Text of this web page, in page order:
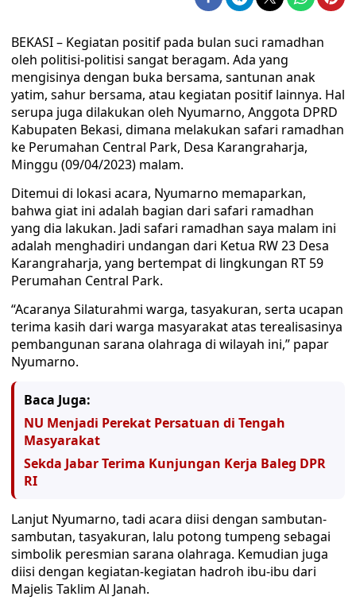
BEKASI – Kegiatan positif pada bulan suci ramadhan
oleh politisi-politisi sangat beragam. Ada yang
mengisinya dengan buka bersama, santunan anak
yatim, sahur bersama, atau kegiatan positif lainnya. Hal
serupa juga dilakukan oleh Nyumarno, Anggota DPRD
Kabupaten Bekasi, dimana melakukan safari ramadhan
ke Perumahan Central Park, Desa Karangraharja,
Minggu (09/04/2023) malam.
Ditemui di lokasi acara, Nyumarno memaparkan,
bahwa giat ini adalah bagian dari safari ramadhan
yang dia lakukan. Jadi safari ramadhan saya malam ini
adalah menghadiri undangan dari Ketua RW 23 Desa
Karangraharja, yang bertempat di lingkungan RT 59
Perumahan Central Park.
“Acaranya Silaturahmi warga, tasyakuran, serta ucapan
terima kasih dari warga masyarakat atas terealisasinya
pembangunan sarana olahraga di wilayah ini,” papar
Nyumarno.
Baca Juga:
NU Menjadi Perekat Persatuan di Tengah
Masyarakat
Sekda Jabar Terima Kunjungan Kerja Baleg DPR
RI
Lanjut Nyumarno, tadi acara diisi dengan sambutan-
sambutan, tasyakuran, lalu potong tumpeng sebagai
simbolik peresmian sarana olahraga. Kemudian juga
diisi dengan kegiatan-kegiatan hadroh ibu-ibu dari
Majelis Taklim Al Janah.